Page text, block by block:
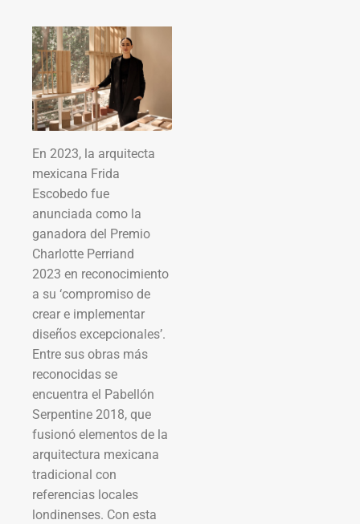
En 2023, la arquitecta
mexicana Frida
Escobedo fue
anunciada como la
ganadora del Premio
Charlotte Perriand
2023 en reconocimiento
a su ‘compromiso de
crear e implementar
diseños excepcionales’.
Entre sus obras más
reconocidas se
encuentra el Pabellón
Serpentine 2018, que
fusionó elementos de la
arquitectura mexicana
tradicional con
referencias locales
londinenses. Con esta